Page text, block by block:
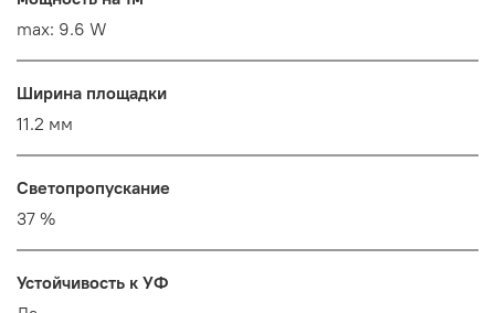
max: 9.6 W
Ширина площадки
11.2 мм
Светопропускание
37 %
Устойчивость к УФ